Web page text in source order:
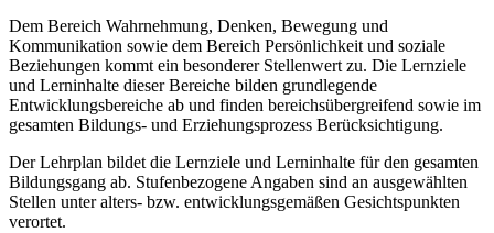
Dem Bereich Wahrnehmung, Denken, Bewegung und
Kommunikation sowie dem Bereich Persönlichkeit und soziale
Beziehungen kommt ein besonderer Stellenwert zu. Die Lernziele
und Lerninhalte dieser Bereiche bilden grundlegende
Entwicklungsbereiche ab und finden bereichsübergreifend sowie im
gesamten Bildungs- und Erziehungsprozess Berücksichtigung.
Der Lehrplan bildet die Lernziele und Lerninhalte für den gesamten
Bildungsgang ab. Stufenbezogene Angaben sind an ausgewählten
Stellen unter alters- bzw. entwicklungsgemäßen Gesichtspunkten
verortet.